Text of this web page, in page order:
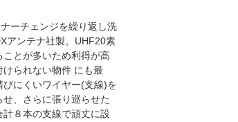
ーチェンジを繰り返し洗
アンテナ社製。UHF20素
とが多いため利得が高
けられない物件 にも最
にくいワイヤー(支線)を
、さらに張り巡らせた
８本の支線で頑丈に設